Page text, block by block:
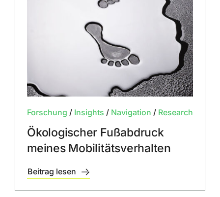
Forschung / Insights / Navigation / Research
Ökologischer Fußabdruck
meines Mobilitätsverhalten
Beitrag lesen